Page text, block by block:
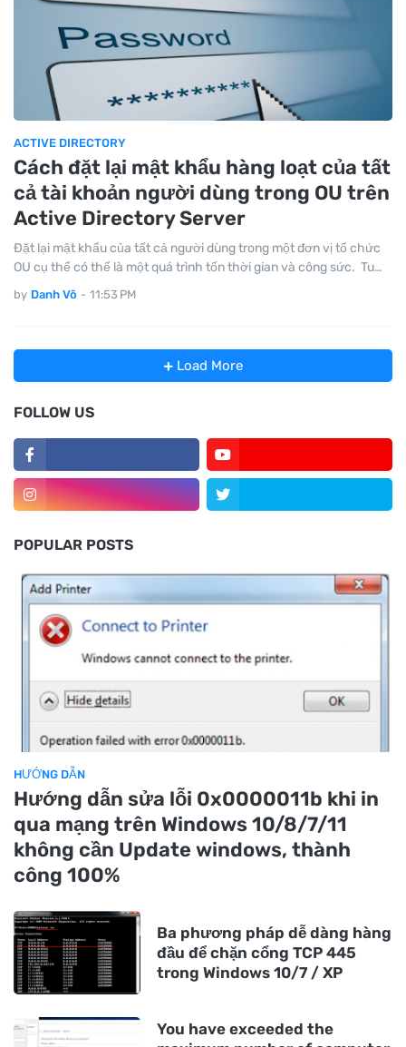
ACTIVE DIRECTORY
Cách đặt lại mật khẩu hàng loạt của tất
cả tài khoản người dùng trong OU trên
Active Directory Server
Đặt lại mật khẩu của tất cả người dùng trong một đơn vị tổ chức
OU cụ thể có thể là một quá trình tốn thời gian và công sức. Tu…
by Danh Võ - 11:53 PM
Load More
FOLLOW US
POPULAR POSTS
HƯỚNG DẪN
Hướng dẫn sửa lỗi 0x0000011b khi in
qua mạng trên Windows 10/8/7/11
không cần Update windows, thành
công 100%
Ba phương pháp dễ dàng hàng
đầu để chặn cổng TCP 445
trong Windows 10/7 / XP
You have exceeded the